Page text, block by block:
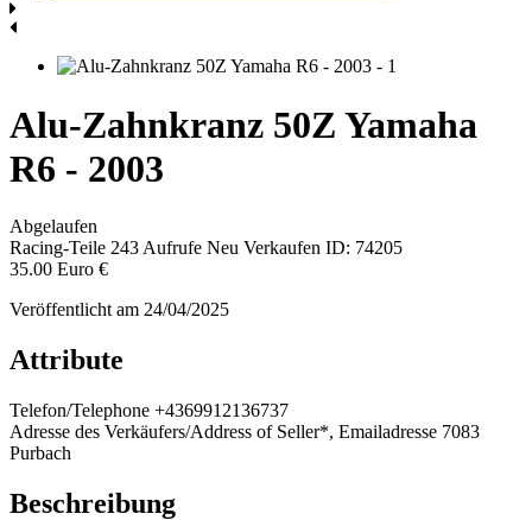
Alu-Zahnkranz 50Z Yamaha
R6 - 2003
Abgelaufen
Racing-Teile 243 Aufrufe Neu Verkaufen ID: 74205
35.00 Euro €
Veröffentlicht am 24/04/2025
Attribute
Telefon/Telephone +4369912136737
Adresse des Verkäufers/Address of Seller*, Emailadresse 7083
Purbach
Beschreibung